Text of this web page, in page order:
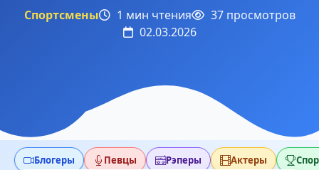
Спортсмены 1 мин чтения
37 просмотров
02.03.2026
Блогеры Певцы Рэперы Актеры